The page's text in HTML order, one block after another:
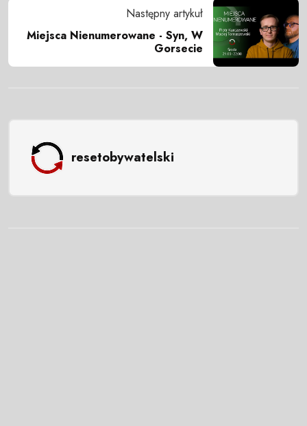
Następny artykuł
Miejsca Nienumerowane - Syn, W
Gorsecie
resetobywatelski